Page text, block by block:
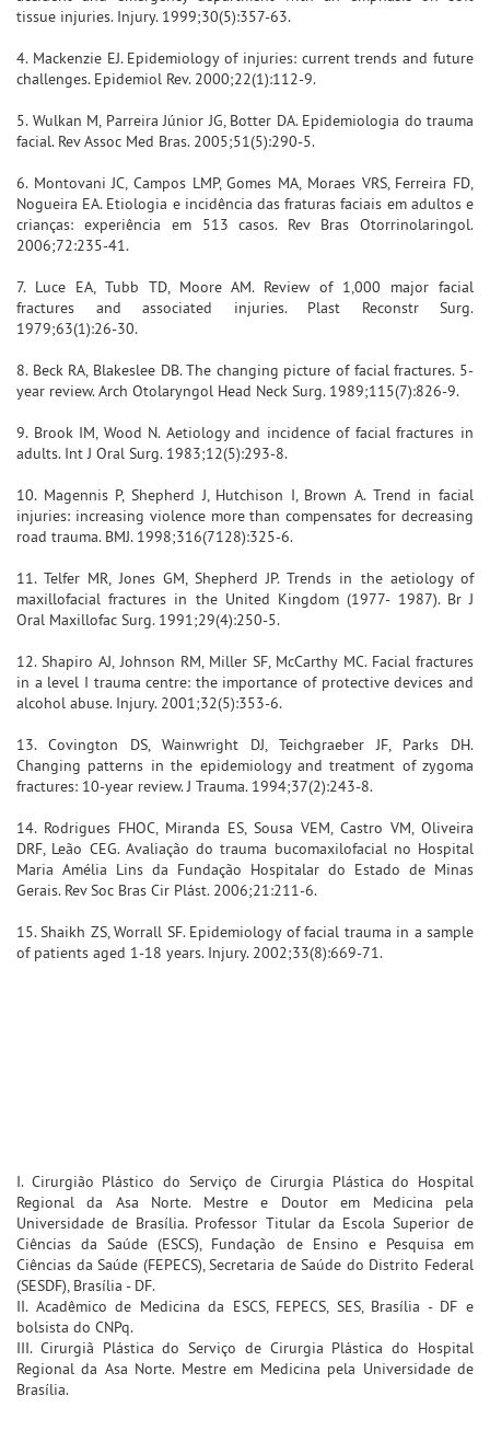
tissue injuries. Injury. 1999;30(5):357-63.
4. Mackenzie EJ. Epidemiology of injuries: current trends and future
challenges. Epidemiol Rev. 2000;22(1):112-9.
5. Wulkan M, Parreira Júnior JG, Botter DA. Epidemiologia do trauma
facial. Rev Assoc Med Bras. 2005;51(5):290-5.
6. Montovani JC, Campos LMP, Gomes MA, Moraes VRS, Ferreira FD,
Nogueira EA. Etiologia e incidência das fraturas faciais em adultos e
crianças: experiência em 513 casos. Rev Bras Otorrinolaringol.
2006;72:235-41.
7. Luce EA, Tubb TD, Moore AM. Review of 1,000 major facial
fractures and associated injuries. Plast Reconstr Surg.
1979;63(1):26-30.
8. Beck RA, Blakeslee DB. The changing picture of facial fractures. 5-
year review. Arch Otolaryngol Head Neck Surg. 1989;115(7):826-9.
9. Brook IM, Wood N. Aetiology and incidence of facial fractures in
adults. Int J Oral Surg. 1983;12(5):293-8.
10. Magennis P, Shepherd J, Hutchison I, Brown A. Trend in facial
injuries: increasing violence more than compensates for decreasing
road trauma. BMJ. 1998;316(7128):325-6.
11. Telfer MR, Jones GM, Shepherd JP. Trends in the aetiology of
maxillofacial fractures in the United Kingdom (1977- 1987). Br J
Oral Maxillofac Surg. 1991;29(4):250-5.
12. Shapiro AJ, Johnson RM, Miller SF, McCarthy MC. Facial fractures
in a level I trauma centre: the importance of protective devices and
alcohol abuse. Injury. 2001;32(5):353-6.
13. Covington DS, Wainwright DJ, Teichgraeber JF, Parks DH.
Changing patterns in the epidemiology and treatment of zygoma
fractures: 10-year review. J Trauma. 1994;37(2):243-8.
14. Rodrigues FHOC, Miranda ES, Sousa VEM, Castro VM, Oliveira
DRF, Leão CEG. Avaliação do trauma bucomaxilofacial no Hospital
Maria Amélia Lins da Fundação Hospitalar do Estado de Minas
Gerais. Rev Soc Bras Cir Plást. 2006;21:211-6.
15. Shaikh ZS, Worrall SF. Epidemiology of facial trauma in a sample
of patients aged 1-18 years. Injury. 2002;33(8):669-71.
I. Cirurgião Plástico do Serviço de Cirurgia Plástica do Hospital
Regional da Asa Norte. Mestre e Doutor em Medicina pela
Universidade de Brasília. Professor Titular da Escola Superior de
Ciências da Saúde (ESCS), Fundação de Ensino e Pesquisa em
Ciências da Saúde (FEPECS), Secretaria de Saúde do Distrito Federal
(SESDF), Brasília - DF.
II. Acadêmico de Medicina da ESCS, FEPECS, SES, Brasília - DF e
bolsista do CNPq.
III. Cirurgiã Plástica do Serviço de Cirurgia Plástica do Hospital
Regional da Asa Norte. Mestre em Medicina pela Universidade de
Brasília.